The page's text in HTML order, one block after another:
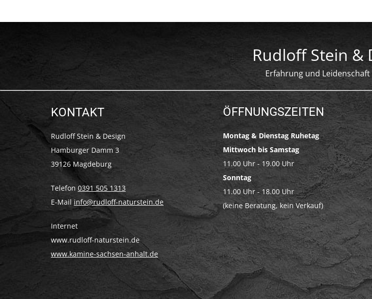
Rudloff Stein &
Erfahrung und Leidenschaft
KONTAKT
Rudloff Stein & Design
Hamburger Damm 3
39126 Magdeburg
Telefon 0391 505 1313
E-Mail info@rudloff-naturstein.de
Internet
www.rudloff-naturstein.de
www.kamine-sachsen-anhalt.de
ÖFFNUNGSZEITEN
Montag & Dienstag Ruhetag
Mittwoch bis Samstag
11.00 Uhr - 19.00 Uhr
Sonntag
11.00 Uhr - 18.00 Uhr
(keine Beratung, kein Verkauf)